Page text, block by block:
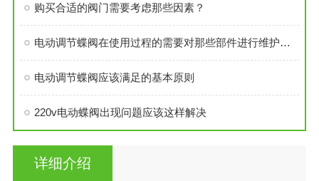
购买合适的阀门需要考虑那些因素？
电动调节蝶阀在使用过程的需要对那些部件进行维护和保养
电动调节蝶阀应该满足的基本原则
220v电动蝶阀出现问题应该这样解决
详细介绍